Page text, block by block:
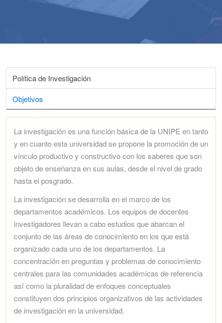
Política de Investigación
Objetivos
La investigación es una función básica de la UNIPE en tanto
y en cuanto esta universidad se propone la promoción de un
vínculo productivo y constructivo con los saberes que son
objeto de enseñanza en sus aulas, desde el nivel de grado
hasta el posgrado.
La investigación se desarrolla en el marco de los
departamentos académicos. Los equipos de docentes
investigadores llevan a cabo estudios que abarcan el
conjunto de las áreas de conocimiento en los que está
organizado cada uno de los departamentos. La
concentración en preguntas y problemas de conocimiento
centrales para las comunidades académicas de referencia
así como la pluralidad de enfoques conceptuales
constituyen dos principios organizativos de las actividades
de investigación en la universidad.